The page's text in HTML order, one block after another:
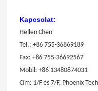
Kapcsolat:
Hellen Chen
Tel.: +86 755-36869189
Fax: +86 755-36692567
Mobil: +86 13480874031
Cím: 1/F és 7/F, Phoenix